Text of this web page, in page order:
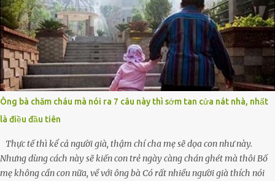
Không phải để nuôi một cái thân bất tài chỉ biết khóc lóc,” anh ta gằn
giọng, đẩy mạnh cánh cửa trước mặt tôi. Tiếng cánh cửa đóng lại, vang
lên như một bản án lạnh lùng. Tôi đứng chết lặng giữa cơn mưa, không
biết đi đâu, về đâu. Bố mẹ tôi mất sớm. Tôi chẳng có anh chị em. Họ
hàng cũng thưa thớt, chẳng ai thân thiết đến mức có thể mở lòng cho
tôi tá túc. Bạn bè? Ai cũng bận rộn với gia đình riêng của họ. Tôi đã từng
đặt cược cả thanh xuân vào người chồng ấy – và giờ, tôi chỉ còn lại
chính mình. Tôi lên chiếc xe buýt cuối ngày, trốn chạy khỏi thành phố
và nỗi đau. Tôi v...
Ông bà chăm cháu mà nói ra 7 câu này thì sớm tan cửa nát nhà, nhất
là điều đầu tiên
Thực tế thì kể cả người già, thậm chí cha mẹ sẽ dọa con như này.
Nhưng dùng cách này sẽ kiến con trẻ ngày càng chán ghét mà thôi Bố
mẹ không cần con nữa, về với ông bà Có rất nhiều người già thích nói